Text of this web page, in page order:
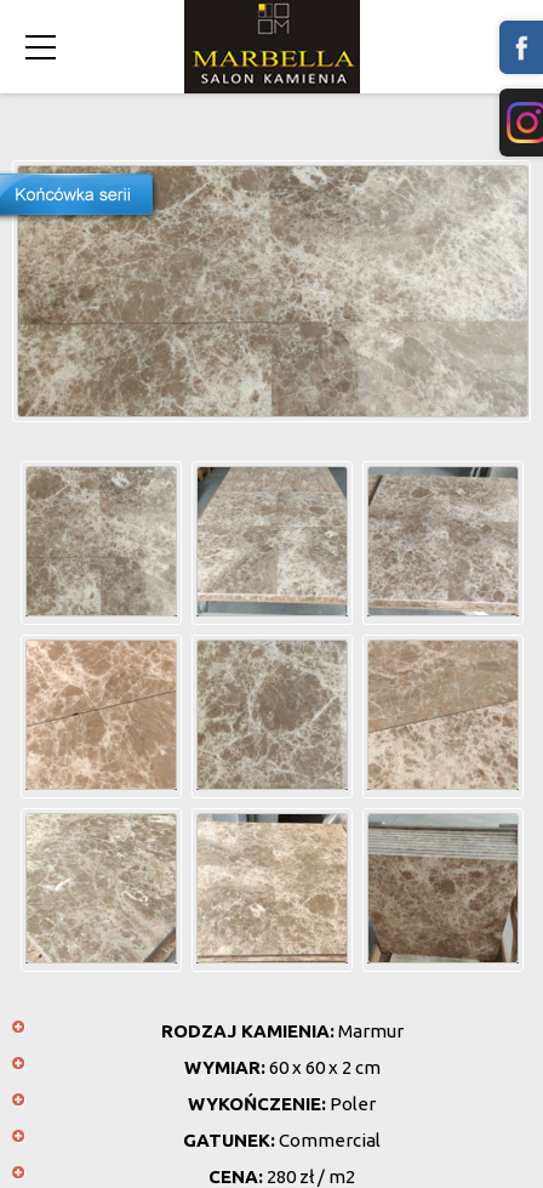
RODZAJ KAMIENIA:Marmur
WYMIAR:60 x 60 x 2 cm
WYKOŃCZENIE: Poler
GATUNEK:Commercial
CENA: 280 zł / m2